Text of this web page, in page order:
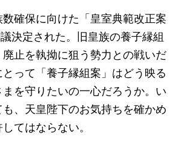
数確保に向けた「皇室典範改正案
決定された。旧皇族の養子縁組
止を執拗に狙う勢力との戦いだ
って「養子縁組案」はどう映る
を守りたいの一心だろうか。い
も、天皇陛下のお気持ちを確かめ
てはならない。